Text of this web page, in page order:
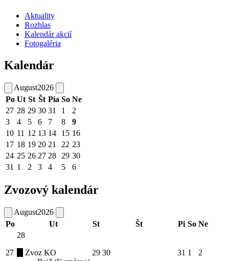
Aktuality
Rozhlas
Kalendár akcií
Fotogaléria
Kalendár
August2026
Po Ut St Št Pia So Ne
27 28 29 30 31 1
2
3
4 5 6 7 8
9
10 11 12 13 14 15 16
17 18 19 20 21 22 23
24 25 26 27 28 29 30
31 1 2 3 4 5 6
Zvozový kalendár
August2026
Po
Ut St Št Pi So Ne
27
28
Zvoz KO
29 30 31 1 2